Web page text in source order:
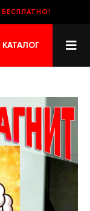
БЕСПЛАТНО!
КАТАЛОГ